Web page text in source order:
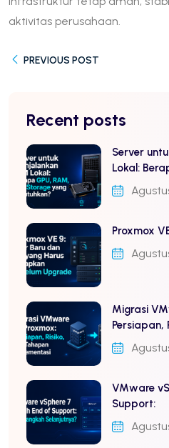
aktivitas perusahaan.
PREVIOUS POST
Recent posts
Server
Lokal:
Proxmox
Migrasi
Persiapan,
VMware
Support: